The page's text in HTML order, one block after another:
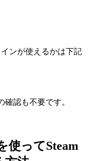
ンが使えるかは下記
認も不要です。
使ってSteam